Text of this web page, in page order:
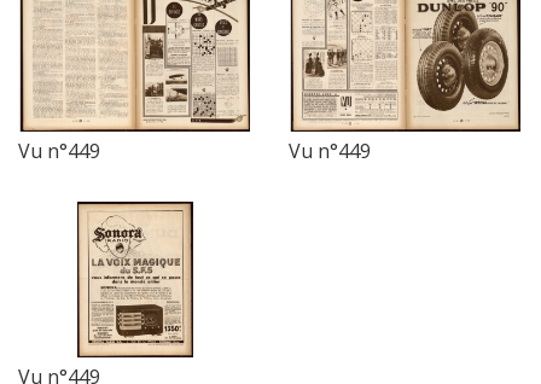
Vu n°449 Vu n°449
Vu n°449